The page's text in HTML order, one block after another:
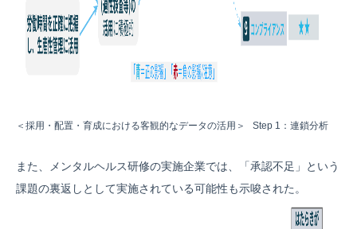
＜採用・配置・育成における客観的なデータの活用＞ Step 1：連鎖分析
また、メンタルヘルス研修の実施企業では、「承認不足」という
課題の裏返しとして実施されている可能性も示唆された。